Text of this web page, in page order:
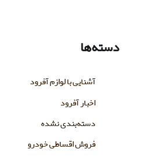
دسته‌ها
آشنایی با لوازم آفرود
اخبار آفرود
دسته‌بندی نشده
فروش اقساطی خودرو